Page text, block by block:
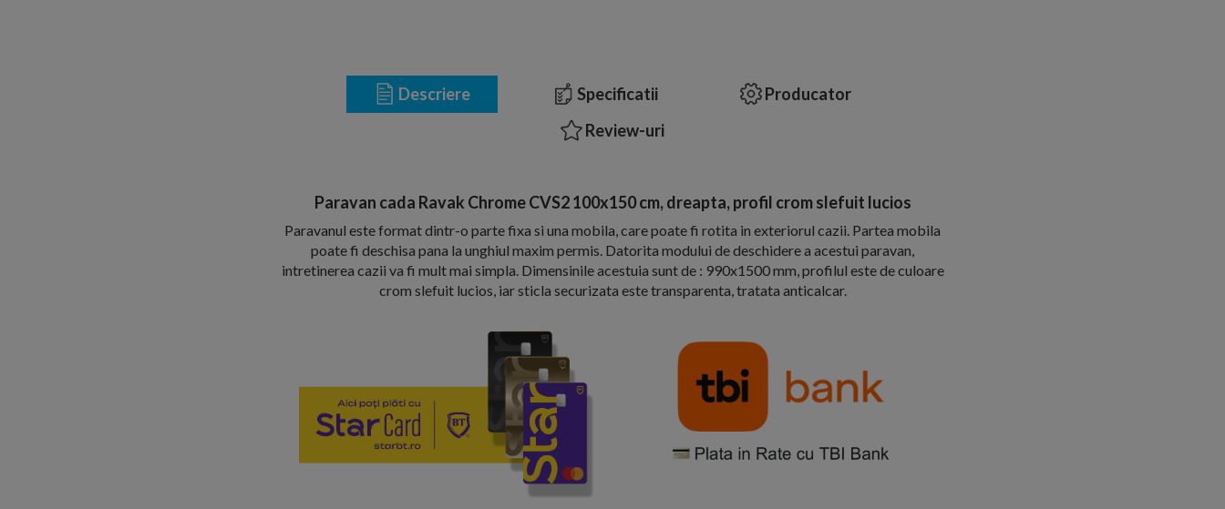
Descriere Specificatii
Producator
Review-uri
Paravan cada Ravak Chrome CVS2 100x150 cm, dreapta, profil crom slefuit lucios
Paravanul este format dintr-o parte fixa si una mobila, care poate fi rotita in exteriorul cazii. Partea mobila
poate fi deschisa pana la unghiul maxim permis. Datorita modului de deschidere a acestui paravan,
intretinerea cazii va fi mult mai simpla. Dimensinile acestuia sunt de : 990x1500 mm, profilul este de culoare
crom slefuit lucios, iar sticla securizata este transparenta, tratata anticalcar.